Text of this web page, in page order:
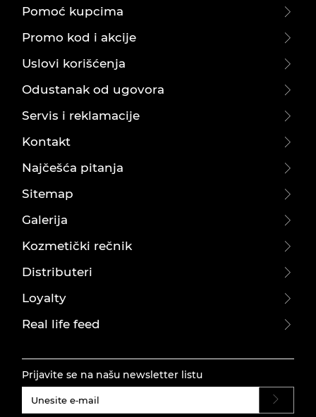
Pomoć kupcima
Promo kod i akcije
Uslovi korišćenja
Odustanak od ugovora
Servis i reklamacije
Kontakt
Najčešća pitanja
Sitemap
Galerija
Kozmetički rečnik
Distributeri
Loyalty
Real life feed
Prijavite se na našu newsletter listu